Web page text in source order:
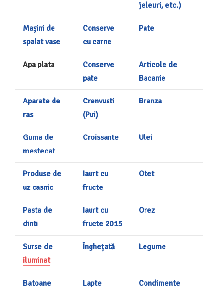
jeleuri, etc.)
Mașini de
spalat vase
Conserve
cu carne
Pate
Apa plata
Conserve
pate
Articole de
Bacanie
Aparate de
ras
Crenvusti
(Pui)
Branza
Guma de
mestecat
Croissante Ulei
Produse de
uz casnic
Iaurt cu
fructe
Otet
Pasta de
dinti
Iaurt cu
fructe 2015
Orez
Surse de
iluminat
Înghețată Legume
Batoane
Lapte Condimente